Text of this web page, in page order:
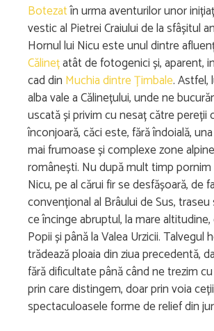
Botezatîn urma aventurilor unor
vestic al Pietrei Craiului de la sfâșitul
Hornul lui Nicu este unul dintre
Călinețatât de fotogenici și, aparent,
cad din Muchia dintre Țimbale. Astfel,
alba vale a Călinețului, unde ne
uscată și privim cu nesaț către pereții
înconjoară, căci este, fără îndoială,
mai frumoase și complexe zone
românești. Nu după mult timp
Nicu, pe al cărui fir se desfășoară, de
convențional al Brâului de Sus,
ce încinge abruptul, la mare altitudine,
Popii și până la Valea Urzicii. Talvegul
trădează ploaia din ziua precedentă,
fără dificultate până când ne trezim
prin care distingem, doar prin voia
spectaculoasele forme de relief din